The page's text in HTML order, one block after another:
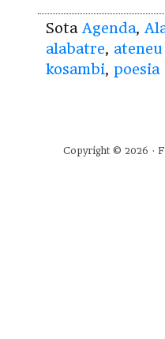
Sota Agenda,
alabatre,
kosambi, poesia
Copyright © 2026 ·